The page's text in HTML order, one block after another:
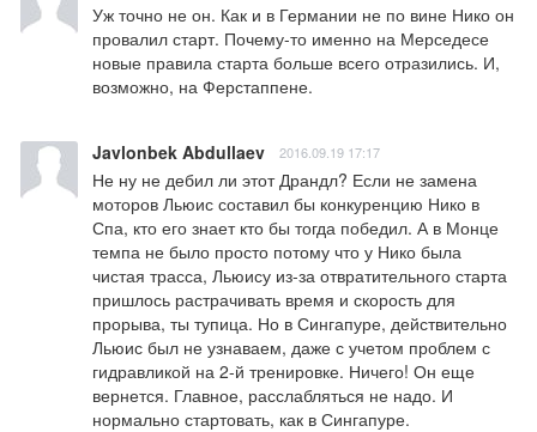
Уж точно не он. Как и в Германии не по вине Нико он
провалил старт. Почему-то именно на Мерседесе
новые правила старта больше всего отразились. И,
возможно, на Ферстаппене.
Javlonbek Abdullaev 2016.09.19 17:17
Не ну не дебил ли этот Драндл? Если не замена
моторов Льюис составил бы конкуренцию Нико в
Спа, кто его знает кто бы тогда победил. А в Монце
темпа не было просто потому что у Нико была
чистая трасса, Льюису из-за отвратительного старта
пришлось растрачивать время и скорость для
прорыва, ты тупица. Но в Сингапуре, действительно
Льюис был не узнаваем, даже с учетом проблем с
гидравликой на 2-й тренировке. Ничего! Он еще
вернется. Главное, расслабляться не надо. И
нормально стартовать, как в Сингапуре.